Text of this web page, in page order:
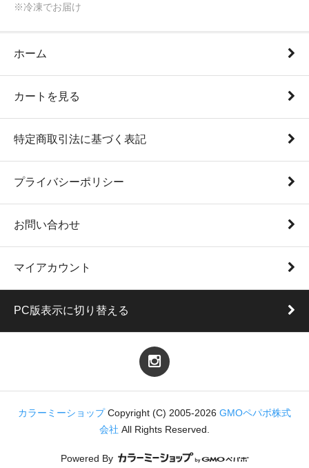
※冷凍でお届け
ホーム
カートを見る
特定商取引法に基づく表記
プライバシーポリシー
お問い合わせ
マイアカウント
PC版表示に切り替える
カラーミーショップCopyright (C) 2005-2026 GMOペパボ株式
会社 All Rights Reserved.
Powered By